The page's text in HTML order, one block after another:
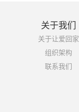
关于我们
关于让爱回家
组织架构
联系我们